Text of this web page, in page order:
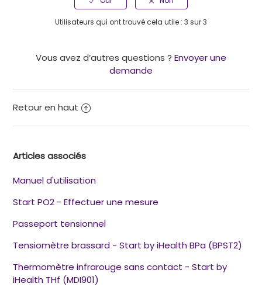
Utilisateurs qui ont trouvé cela utile : 3 sur 3
Vous avez d’autres questions ? Envoyer une
demande
Retour en haut
Articles associés
Manuel d'utilisation
Start PO2 - Effectuer une mesure
Passeport tensionnel
Tensiomètre brassard - Start by iHealth BPa (BPST2)
Thermomètre infrarouge sans contact - Start by
iHealth THf (MDI901)